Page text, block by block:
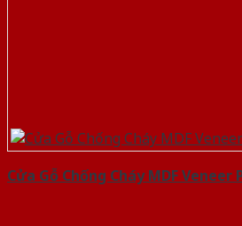
Cửa Gỗ Chống Cháy MDF Veneer